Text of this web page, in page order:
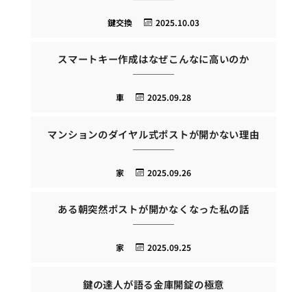
2025.10.03
鍵交換
スマートキー作成はなぜこんなに高いのか
2025.09.28
車
マンションのダイヤル式ポストが開かない理由
2025.09.26
家
ある朝突然ポストが開かなくなった私の話
2025.09.25
家
鍵の達人が語る金庫開錠の極意